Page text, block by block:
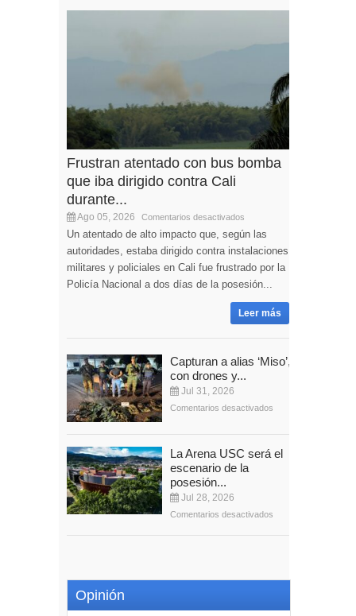
Frustran atentado con bus bomba
que iba dirigido contra Cali
durante...
Ago 05, 2026 Comentarios desactivados
Un atentado de alto impacto que, según las
autoridades, estaba dirigido contra instalaciones
militares y policiales en Cali fue frustrado por la
Policía Nacional a dos días de la posesión...
Leer más
Capturan a alias ‘Miso’,
con drones y...
Jul 31, 2026
Comentarios desactivados
La Arena USC será el
escenario de la
posesión...
Jul 28, 2026
Comentarios desactivados
Opinión